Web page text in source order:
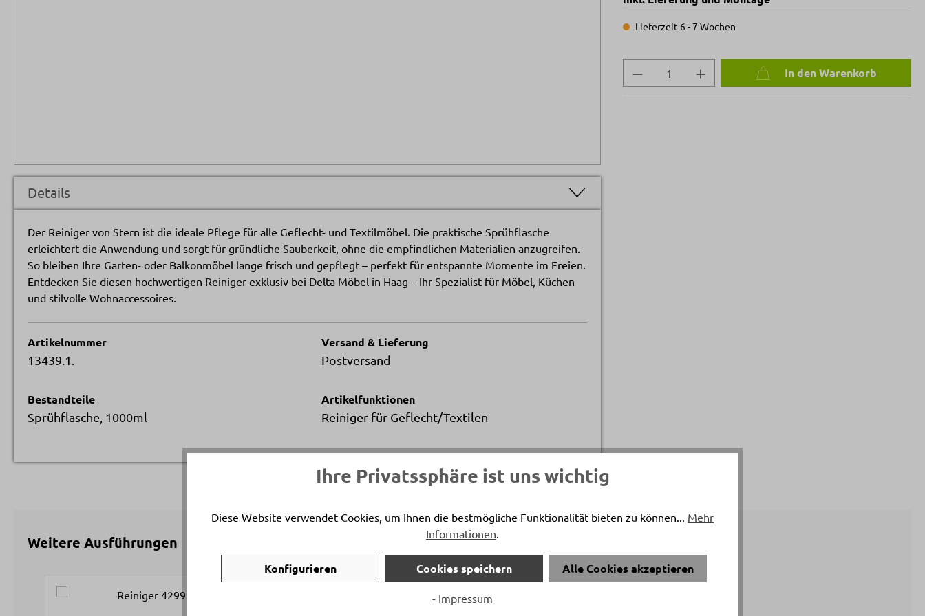
Lieferzeit 6 - 7 Wochen
Produkt Anzahl: Gib denIn den Warenkorb
Details
Der Reiniger von Stern ist die ideale Pflege für alle Geflecht- und Textilmöbel. Die praktische Sprühflasche
erleichtert die Anwendung und sorgt für gründliche Sauberkeit, ohne die empfindlichen Materialien anzugreifen.
So bleiben Ihre Garten- oder Balkonmöbel lange frisch und gepflegt – perfekt für entspannte Momente im Freien.
Entdecken Sie diesen hochwertigen Reiniger exklusiv bei Delta Möbel in Haag – Ihr Spezialist für Möbel, Küchen
und stilvolle Wohnaccessoires.
Artikelnummer
13439.1.
Versand & Lieferung
Postversand
Bestandteile
Sprühflasche, 1000ml
Artikelfunktionen
Reiniger für Geflecht/Textilen
Weitere Ausführungen
Ihre Privatssphäre ist uns wichtig
Diese Website verwendet Cookies, um Ihnen die bestmögliche Funktionalität bieten zu können... Mehr
Informationen
Konfigurieren Cookies speichern Alle Cookies akzeptieren
- Impressum